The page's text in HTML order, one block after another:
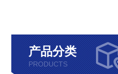
产品分类
PRODUCTS